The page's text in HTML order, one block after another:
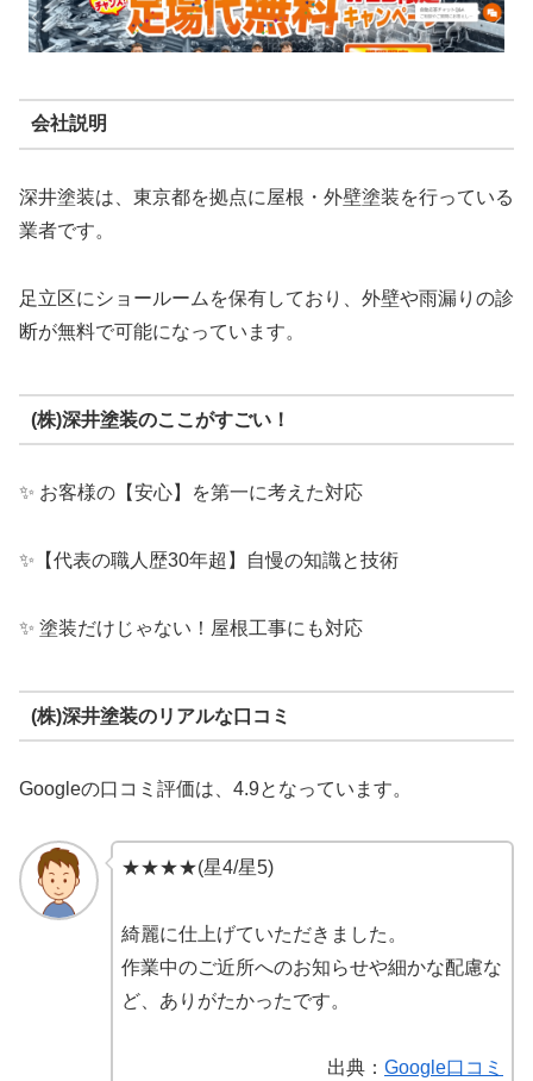
会社説明
深井塗装は、東京都を拠点に屋根・外壁塗装を行っている
業者です。
足立区にショールームを保有しており、外壁や雨漏りの診
断が無料で可能になっています。
(株)深井塗装のここがすごい！
✨ お客様の【安心】を第一に考えた対応
✨【代表の職人歴30年超】自慢の知識と技術
✨ 塗装だけじゃない！屋根工事にも対応
(株)深井塗装のリアルな口コミ
Googleの口コミ評価は、4.9となっています。
★★★★(星4/星5)
綺麗に仕上げていただきました。
作業中のご近所へのお知らせや細かな配慮な
ど、ありがたかったです。
出典： Google口コミ